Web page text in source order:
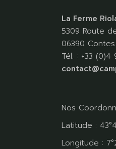
La Ferme
5309 Route
06390 Contes
Tél. : +33
Nos
Latitude :
Longitude :